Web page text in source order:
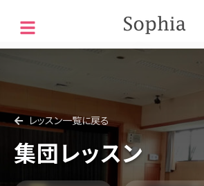
レッスン一覧に戻る
集団レッスン